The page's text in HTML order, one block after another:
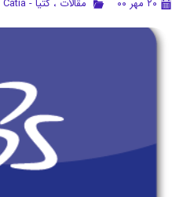
۲۰ مهر ۰۰ مقالات ، کتیا - Catia